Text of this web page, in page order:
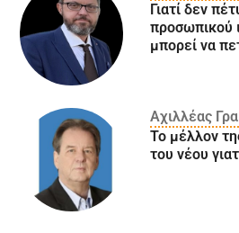
Γιατί δεν
προσωπικού
μπορεί να
Αχιλλέας
Το μέλλον
του νέου